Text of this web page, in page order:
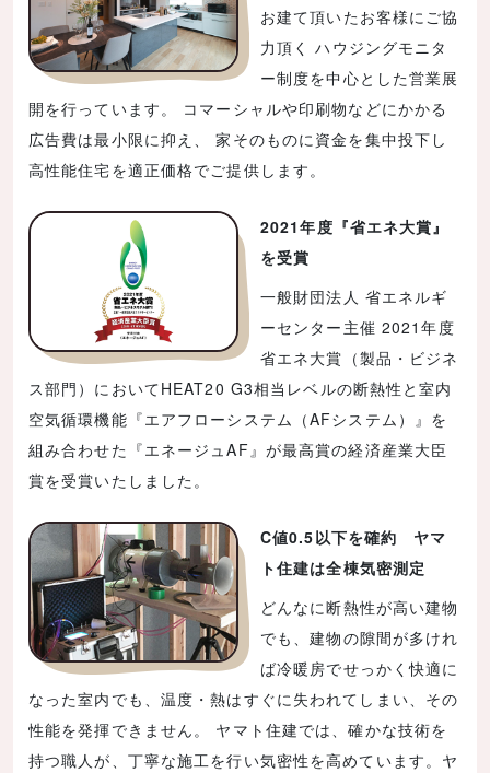
お建て頂いたお客様にご協
力頂く ハウジングモニタ
ー制度を中心とした営業展
開を行っています。 コマーシャルや印刷物などにかかる
広告費は最小限に抑え、 家そのものに資金を集中投下し
高性能住宅を適正価格でご提供します。
2021年度『省エネ大賞』
を受賞
一般財団法人 省エネルギ
ーセンター主催 2021年度
省エネ大賞（製品・ビジネ
ス部門）においてHEAT20 G3相当レベルの断熱性と室内
空気循環機能『エアフローシステム（AFシステム）』を
組み合わせた『エネージュAF』が最高賞の経済産業大臣
賞を受賞いたしました。
C値0.5以下を確約 ヤマ
ト住建は全棟気密測定
どんなに断熱性が高い建物
でも、建物の隙間が多けれ
ば冷暖房でせっかく快適に
なった室内でも、温度・熱はすぐに失われてしまい、その
性能を発揮できません。 ヤマト住建では、確かな技術を
持つ職人が、丁寧な施工を行い気密性を高めています。ヤ